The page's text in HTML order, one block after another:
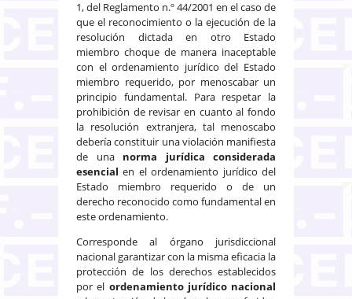
1, del Reglamento n.º 44/2001 en el caso de
que el reconocimiento o la ejecución de la
resolución dictada en otro Estado
miembro choque de manera inaceptable
con el ordenamiento jurídico del Estado
miembro requerido, por menoscabar un
principio fundamental. Para respetar la
prohibición de revisar en cuanto al fondo
la resolución extranjera, tal menoscabo
debería constituir una violación manifiesta
de una norma jurídica considerada
esencial en el ordenamiento jurídico del
Estado miembro requerido o de un
derecho reconocido como fundamental en
este ordenamiento.
Corresponde al órgano jurisdiccional
nacional garantizar con la misma eficacia la
protección de los derechos establecidos
por el ordenamiento jurídico nacional